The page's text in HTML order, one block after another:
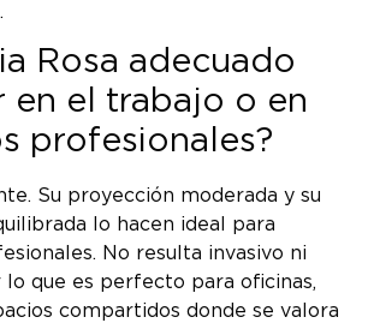
Rosa adecuado
en el trabajo o en
profesionales?
Su proyección moderada y su
lo hacen ideal para
No resulta invasivo ni
lo que es perfecto para oficinas,
compartidos donde se valora